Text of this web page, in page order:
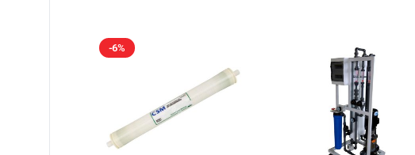
-6%